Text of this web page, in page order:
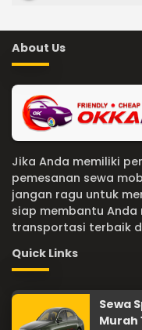
About Us
Jika Anda memiliki
pemesanan sewa
jangan ragu untuk
siap membantu
transportasi terbaik
Quick Links
Sewa
Murah